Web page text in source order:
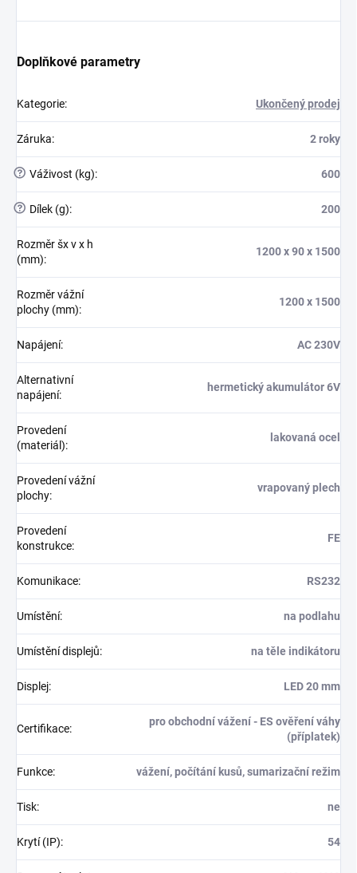
Doplňkové parametry
Kategorie: Ukončený prodej
Záruka: 2 roky
? Váživost (kg): 600
? Dílek (g): 200
Rozměr šx v x h
(mm):
1200 x 90 x 1500
Rozměr vážní
plochy (mm):
1200 x 1500
Napájení: AC 230V
Alternativní
napájení:
hermetický akumulátor 6V
Provedení
(materiál):
lakovaná ocel
Provedení vážní
plochy:
vrapovaný plech
Provedení
konstrukce:
FE
Komunikace: RS232
Umístění: na podlahu
Umístění displejů: na těle indikátoru
Displej: LED 20 mm
Certifikace:
pro obchodní vážení - ES ověření váhy
(příplatek)
Funkce: vážení, počítání kusů, sumarizační režim
Tisk: ne
Krytí (IP): 54